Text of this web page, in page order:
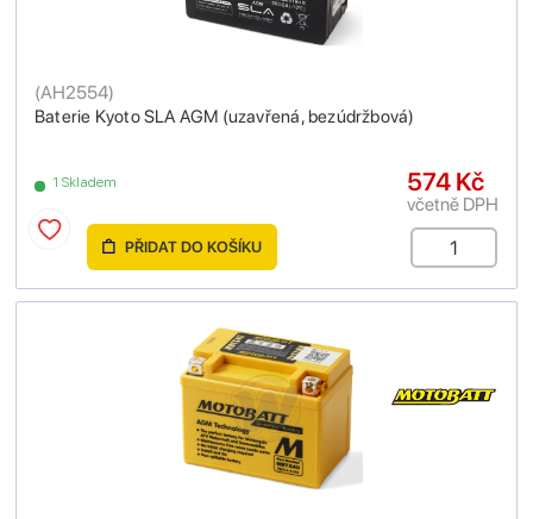
Baterie Kyoto SLA AGM (uzavřená, bezúdržbová)
(AH2554)
1 Skladem 574 Kč
včetně DPH
PŘIDAT DO KOŠÍKU